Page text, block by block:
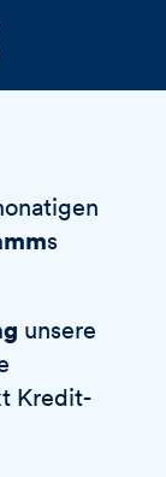
s
unsere
Kredit-